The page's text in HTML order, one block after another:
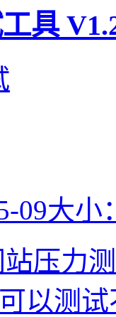
具
09大小
站压力
以测